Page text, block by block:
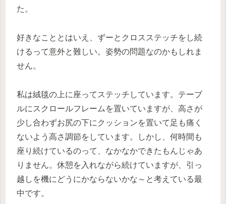
た。
好きなこととはいえ、ずーとクロスステッチをし続
けるって意外と難しい。姿勢の問題なのかもしれま
せん。
私は絨毯の上に座ってステッチしています。テーブ
ルにスクロールフレームを置いていますが、高さが
少し合わずお尻の下にクッションを置いて足も痛く
ないよう高さ調節をしています。しかし、何時間も
座り続けているのって、なかなかできたもんじゃあ
りません。休憩を入れながら続けていますが、引っ
越しを機にどうにかならないかな～と考えている最
中です。